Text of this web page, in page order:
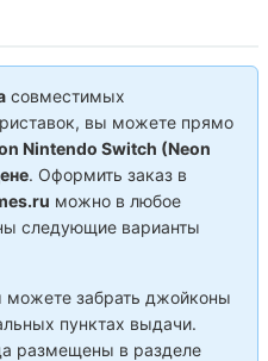
совместимых
вы можете прямо
Nintendo Switch (Neon
. Оформить заказ в
можно в любое
следующие варианты
можете забрать джойконы
пунктах выдачи.
размещены в разделе